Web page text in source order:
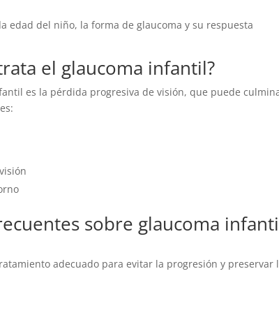
edad del niño, la forma de glaucoma y su respuesta
el glaucoma infantil?
es la pérdida progresiva de visión, que puede
sobre glaucoma
adecuado para evitar la progresión y preservar